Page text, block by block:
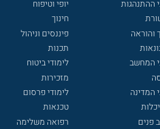
ההתנהגות
והוראה
המחשב
המדינה
פנים
יופי וטיפוח
חינוך
פיננסים וניהול
תכנות
לימודי ביטוח
מזכירות
לימודי פרסום
טכנאות
רפואה משלימה